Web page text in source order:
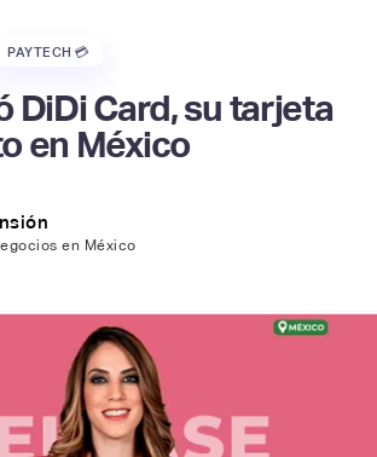
PAYTECH 💳
DiDi Card, su tarjeta
en México
en México